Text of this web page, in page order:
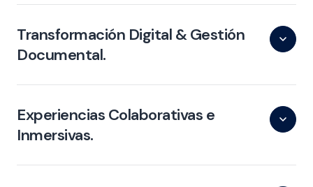
Transformación Digital & Gestión
Documental.
Experiencias Colaborativas e
Inmersivas.